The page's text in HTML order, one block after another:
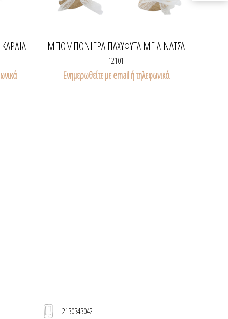
ΜΠΟΜΠΟΝΙΈΡΑ ΠΑΧΎΦΥΤΑ ΜΕ ΛΙΝΆΤΣΑ
12101
Ενημερωθείτε με email ή τηλεφωνικά
2130343042